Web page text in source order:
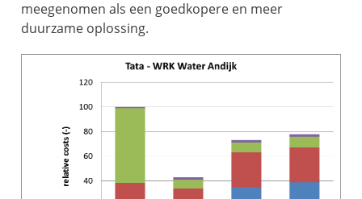
meegenomen als een goedkopere en meer
duurzame oplossing.